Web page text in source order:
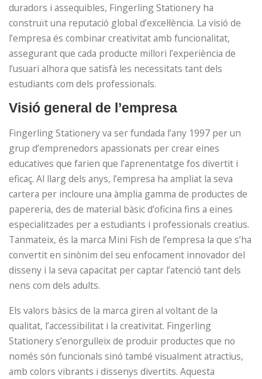
duradors i assequibles, Fingerling Stationery ha
construït una reputació global d’excel·lència. La visió de
l’empresa és combinar creativitat amb funcionalitat,
assegurant que cada producte millori l’experiència de
l’usuari alhora que satisfà les necessitats tant dels
estudiants com dels professionals.
Visió general de l’empresa
Fingerling Stationery va ser fundada l’any 1997 per un
grup d’emprenedors apassionats per crear eines
educatives que farien que l’aprenentatge fos divertit i
eficaç. Al llarg dels anys, l’empresa ha ampliat la seva
cartera per incloure una àmplia gamma de productes de
papereria, des de material bàsic d’oficina fins a eines
especialitzades per a estudiants i professionals creatius.
Tanmateix, és la marca Mini Fish de l’empresa la que s’ha
convertit en sinònim del seu enfocament innovador del
disseny i la seva capacitat per captar l’atenció tant dels
nens com dels adults.
Els valors bàsics de la marca giren al voltant de la
qualitat, l’accessibilitat i la creativitat. Fingerling
Stationery s’enorgulleix de produir productes que no
només són funcionals sinó també visualment atractius,
amb colors vibrants i dissenys divertits. Aquesta